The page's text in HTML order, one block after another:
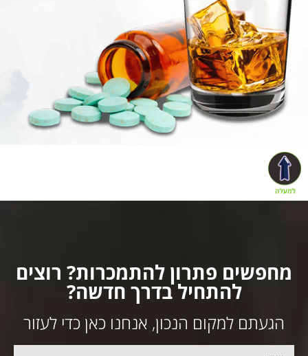
מחפשים פתרון להתמכרות? רוצים
להתחיל בדרך חדשה?
הגעתם למקום הנכון, אנחנו כאן כדי לעזור